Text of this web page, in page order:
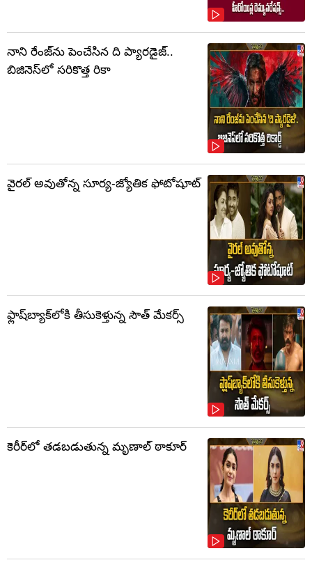
నాని రేంజ్‌ను పెంచేసిన ది ప్యారడైజ్..
బిజినెస్‌లో సరికొత్త రికా
వైరల్ అవుతోన్న సూర్య-జ్యోతిక ఫోటోషూట్
ఫ్లాష్‌బ్యాక్‌లోకి తీసుకెళ్తున్న సౌత్‌ మేకర్స్‌
కెరీర్‌లో తడబడుతున్న మృణాల్ ఠాకూర్